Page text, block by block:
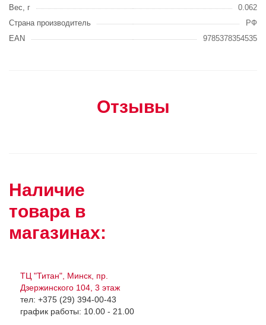
Вес, г
0.062
Страна производитель
РФ
EAN
9785378354535
Отзывы
Наличие
товара в
магазинах:
ТЦ "Титан", Минск, пр.
Дзержинского 104, 3 этаж
тел: +375 (29) 394-00-43
график работы: 10.00 - 21.00